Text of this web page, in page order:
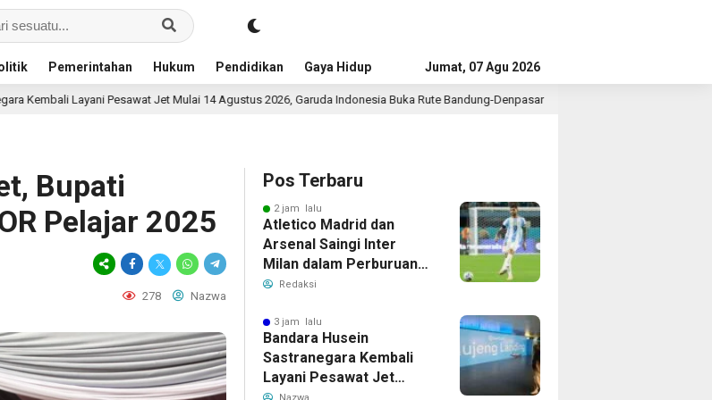
Pemerintahan Hukum Pendidikan Gaya Hidup Advertorial
Jumat, 07 Agu 2026
14 Agustus 2026, Garuda Indonesia Buka Rute Bandung-Denpasar 4 jam lalu Bupati Tangerang Dialog dengan
Bupati
Pelajar 2025
278 Nazwa
Pos Terbaru
2 jam lalu
Atletico Madrid dan
Arsenal Saingi Inter
Milan dalam Perburuan
Cristian Romero,
Memanas
Redaksi
3 jam lalu
Bandara Husein
Sastranegara Kembali
Layani Pesawat Jet